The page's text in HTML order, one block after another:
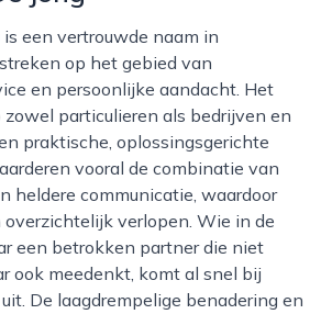
op het gebied van
en persoonlijke aandacht. Het
particulieren als bedrijven en
praktische, oplossingsgerichte
vooral de combinatie van
heldere communicatie, waardoor
verlopen. Wie in de
een betrokken partner die niet
ook meedenkt, komt al snel bij
De laagdrempelige benadering en